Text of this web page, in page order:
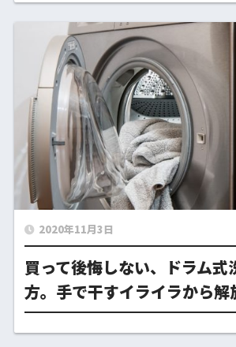
2020年11月3日
買って後悔しない、ドラム式
方。手で干すイライラから解